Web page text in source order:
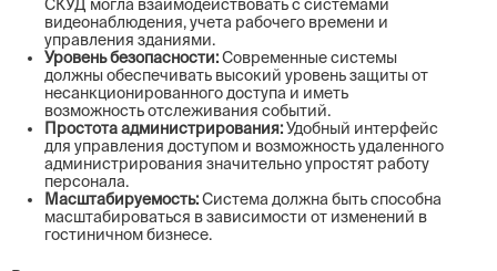
СКУД могла взаимодействовать с системами
видеонаблюдения, учета рабочего времени и
управления зданиями.
Уровень безопасности:Современные системы
должны обеспечивать высокий уровень защиты от
несанкционированного доступа и иметь
возможность отслеживания событий.
Простота администрирования:Удобный интерфейс
для управления доступом и возможность удаленного
администрирования значительно упростят работу
персонала.
Масштабируемость:Система должна быть способна
масштабироваться в зависимости от изменений в
гостиничном бизнесе.